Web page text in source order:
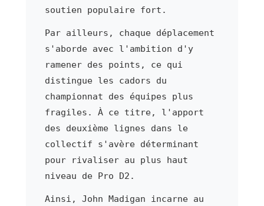
soutien populaire fort.
Par ailleurs, chaque déplacement
s'aborde avec l'ambition d'y
ramener des points, ce qui
distingue les cadors du
championnat des équipes plus
fragiles. À ce titre, l'apport
des deuxième lignes dans le
collectif s'avère déterminant
pour rivaliser au plus haut
niveau de Pro D2.
Ainsi, John Madigan incarne au